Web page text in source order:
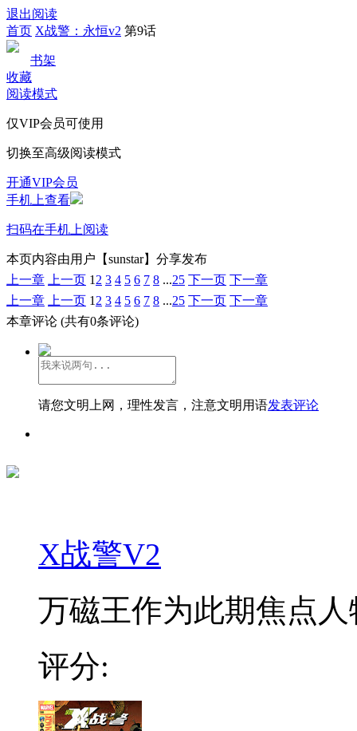
退出阅读
首页 X战警：永恒v2 第9话
书架
收藏
阅读模式
仅VIP会员可使用
切换至高级阅读模式
开通VIP会员
手机上查看
扫码在手机上阅读
本页内容由用户【sunstar】分享发布
上一章
上一页 1 2 3 4 5 6 7 8 ...25 下一页 下一章
上一章
上一页 1 2 3 4 5 6 7 8 ...25 下一页 下一章
本章评论 (共有0条评论)
请您文明上网，理性发言，注意文明用语发表评论
X战警V2
万磁王作为此期焦点
评分: